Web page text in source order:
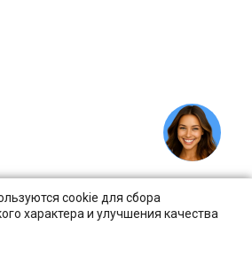
cookie для сбора
характера и улучшения качества